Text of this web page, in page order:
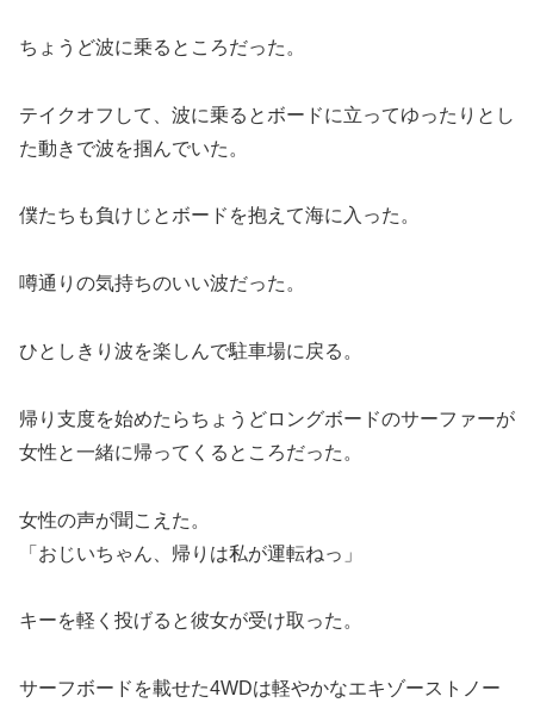
ちょうど波に乗るところだった。
テイクオフして、波に乗るとボードに立ってゆったりとし
た動きで波を掴んでいた。
僕たちも負けじとボードを抱えて海に入った。
噂通りの気持ちのいい波だった。
ひとしきり波を楽しんで駐車場に戻る。
帰り支度を始めたらちょうどロングボードのサーファーが
女性と一緒に帰ってくるところだった。
女性の声が聞こえた。
「おじいちゃん、帰りは私が運転ねっ」
キーを軽く投げると彼女が受け取った。
サーフボードを載せた4WDは軽やかなエキゾーストノー